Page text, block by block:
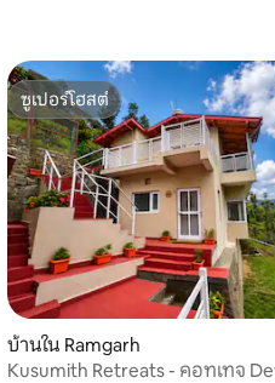
ซูเปอร์โฮสต์
ซูเปอร์โฮสต์
บ้านใน Ramgarh
Kusumith Retreats - คอทเทจ